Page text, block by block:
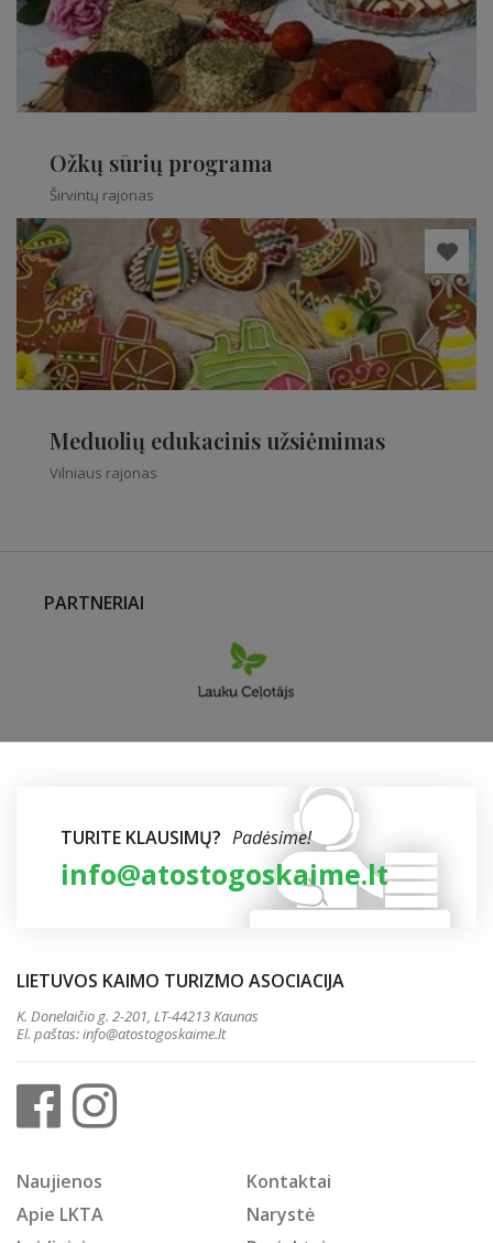
Ožkų sūrių programa
Širvintų rajonas
Meduolių edukacinis užsiėmimas
Vilniaus rajonas
PARTNERIAI
TURITE KLAUSIMŲ? Padėsime!
info@atostogoskaime.lt
LIETUVOS KAIMO TURIZMO ASOCIACIJA
K. Donelaičio g. 2-201, LT-44213 Kaunas
El. paštas:info@atostogoskaime.lt
Naujienos
Kontaktai
Apie LKTA
Narystė